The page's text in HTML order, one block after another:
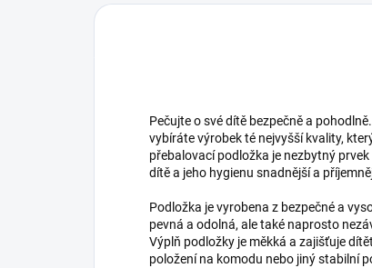
Pečujte o své dítě bezpečně a
vybíráte výrobek té nejvyšší kvality,
přebalovací podložka je nezbytný
dítě a jeho hygienu snadnější a
Podložka je vyrobena z bezpečné a
pevná a odolná, ale také naprosto
Výplň podložky je měkká a zajišťuje
položení na komodu nebo jiný stabilní